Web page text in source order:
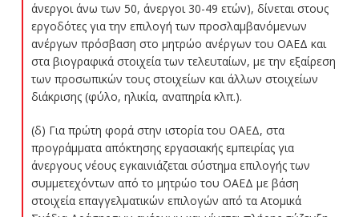
άνεργοι άνω των 50, άνεργοι 30-49 ετών), δίνεται στους
εργοδότες για την επιλογή των προσλαμβανόμενων
ανέργων πρόσβαση στο μητρώο ανέργων του ΟΑΕΔ και
στα βιογραφικά στοιχεία των τελευταίων, με την εξαίρεση
των προσωπικών τους στοιχείων και άλλων στοιχείων
διάκρισης (φύλο, ηλικία, αναπηρία κλπ.).
(δ) Για πρώτη φορά στην ιστορία του ΟΑΕΔ, στα
προγράμματα απόκτησης εργασιακής εμπειρίας για
άνεργους νέους εγκαινιάζεται σύστημα επιλογής των
συμμετεχόντων από το μητρώο του ΟΑΕΔ με βάση
στοιχεία επαγγελματικών επιλογών από τα Ατομικά